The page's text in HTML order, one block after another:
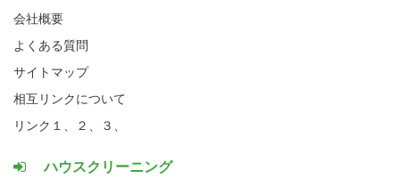
会社概要
よくある質問
サイトマップ
相互リンクについて
リンク１、
２、 ３、
ハウスクリーニング